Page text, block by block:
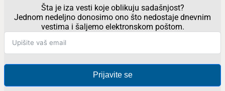
Šta je iza vesti koje oblikuju sadašnjost?
Jednom nedeljno donosimo ono što nedostaje dnevnim
vestima i šaljemo elektronskom poštom.
Prijavite se